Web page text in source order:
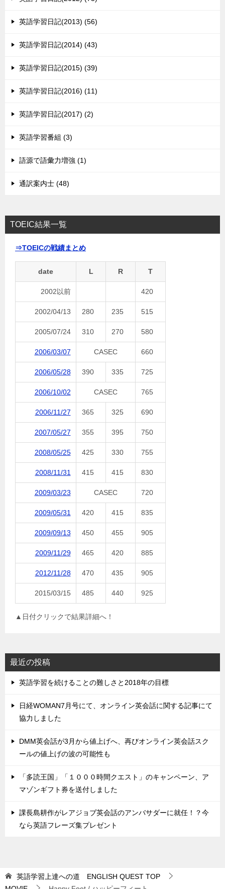
英語学習日記(2013) (56)
英語学習日記(2014) (43)
英語学習日記(2015) (39)
英語学習日記(2016) (11)
英語学習日記(2017) (2)
英語学習番組 (3)
語源で語彙力増強 (1)
通訳案内士 (48)
TOEIC結果一覧
⇒TOEICの戦績まとめ
date L R T
2002以前 420
2002/04/13 280 235 515
2005/07/24 310 270 580
2006/03/07 CASEC 660
2006/05/28 390 335 725
2006/10/02 CASEC 765
2006/11/27 365 325 690
2007/05/27 355 395 750
2008/05/25 425 330 755
2008/11/31 415 415 830
2009/03/23 CASEC 720
2009/05/31 420 415 835
2009/09/13 450 455 905
2009/11/29 465 420 885
2012/11/28 470 435 905
2015/03/15 485 440 925
▲日付クリックで結果詳細へ！
最近の投稿
英語学習を続けることの難しさと2018年の目標
日経WOMAN7月号にて、オンライン英会話に関する記事にて
協力しました
DMM英会話が3月から値上げへ、再びオンライン英会話スク
ールの値上げの波の可能性も
「多読王国」「１０００時間クエスト」のキャンペーン、ア
マゾンギフト券を送付しました
課長島耕作がレアジョブ英会話のアンバサダーに就任！？今
なら英語フレーズ集プレゼント
英語学習上達への道 ENGLISH QUEST TOP